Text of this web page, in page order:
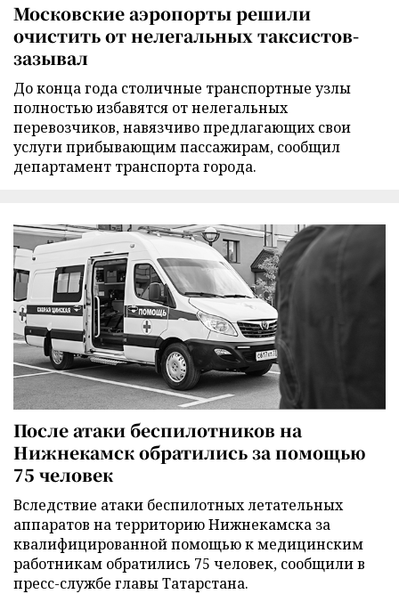
Московские аэропорты решили
очистить от нелегальных таксистов-
зазывал
До конца года столичные транспортные узлы
полностью избавятся от нелегальных
перевозчиков, навязчиво предлагающих свои
услуги прибывающим пассажирам, сообщил
департамент транспорта города.
После атаки беспилотников на
Нижнекамск обратились за помощью
75 человек
Вследствие атаки беспилотных летательных
аппаратов на территорию Нижнекамска за
квалифицированной помощью к медицинским
работникам обратились 75 человек, сообщили в
пресс-службе главы Татарстана.